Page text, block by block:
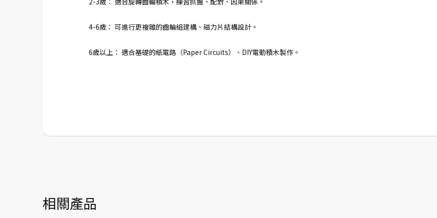
4-6歲： 可進行更複雜的齒輪組建構、磁力片結構設計。
6歲以上： 適合基礎的紙電路（Paper Circuits）、DIY電動積木製作。
相關產品